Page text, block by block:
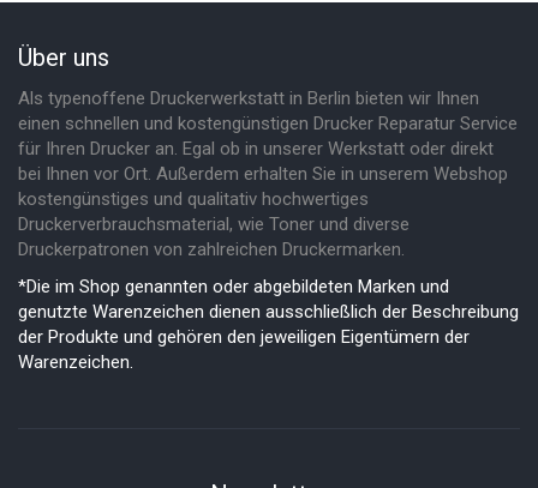
Über uns
Als typenoffene Druckerwerkstatt in Berlin bieten wir Ihnen
einen schnellen und kostengünstigen Drucker Reparatur Service
für Ihren Drucker an. Egal ob in unserer Werkstatt oder direkt
bei Ihnen vor Ort. Außerdem erhalten Sie in unserem Webshop
kostengünstiges und qualitativ hochwertiges
Druckerverbrauchsmaterial, wie Toner und diverse
Druckerpatronen von zahlreichen Druckermarken.
*Die im Shop genannten oder abgebildeten Marken und
genutzte Warenzeichen dienen ausschließlich der Beschreibung
der Produkte und gehören den jeweiligen Eigentümern der
Warenzeichen.